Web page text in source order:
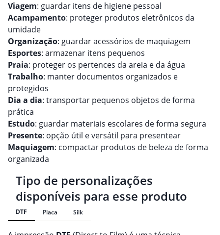
Viagem: guardar itens de higiene pessoal
Acampamento: proteger produtos eletrônicos da
umidade
Organização: guardar acessórios de maquiagem
Esportes: armazenar itens pequenos
Praia: proteger os pertences da areia e da água
Trabalho: manter documentos organizados e
protegidos
Dia a dia: transportar pequenos objetos de forma
prática
Estudo: guardar materiais escolares de forma segura
Presente: opção útil e versátil para presentear
Maquiagem: compactar produtos de beleza de forma
organizada
Tipo de personalizações
disponíveis para esse produto
DTF Placa Silk